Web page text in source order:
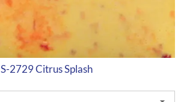
S-2729 Citrus Splash